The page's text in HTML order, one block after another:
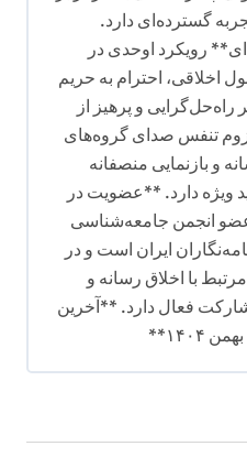
گسترده‌ای دارد.
رویکرد اوحدی در
اخلاقی، احترام به حریم
و پرهیز از
تنفس صدای گروه‌های
و بازنمایی منصفانه
ویژه دارد. **عضویت در
انجمن جامعه‌شناسی
ایران است و در
با اخلاق رسانه و
فعال دارد. **آخرین
۱۴۰۴**